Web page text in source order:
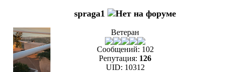
spraga1
Ветеран
Сообщений: 102
Репутация: 126
UID: 10312